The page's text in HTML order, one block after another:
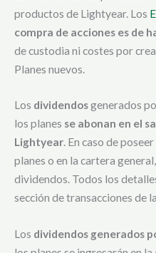
productos de Lightyear. Los
compra de acciones es de
de custodia ni costes por
Planes nuevos.
Los dividendosgenerados
los planes se abonan en el
Lightyear. En caso de
planes o en la cartera
dividendos. Todos los
sección de transacciones de
Los dividendos generados